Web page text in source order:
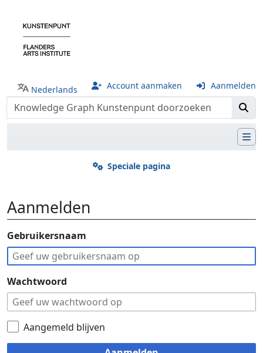
Nederlands Account aanmaken Aanmelden
Speciale pagina
Aanmelden
Ga naar:navigatie,
Gebruikersnaam
Wachtwoord
Aangemeld blijven